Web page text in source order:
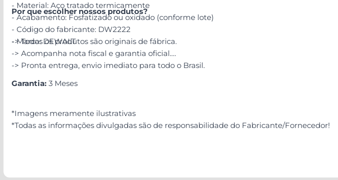
- Material: Aço tratado termicamente
- Acabamento: Fosfatizado ou oxidado (conforme lote)
- Código do fabricante: DW2222
- Marca: DEWALT
Por que escolher nossos produtos?
-> Todos os produtos são originais de fábrica.
-> Acompanha nota fiscal e garantia oficial.
-> Pronta entrega, envio imediato para todo o Brasil.
Garantia: 3 Meses
*Imagens meramente ilustrativas
*Todas as informações divulgadas são de responsabilidade do Fabricante/Fornecedor!